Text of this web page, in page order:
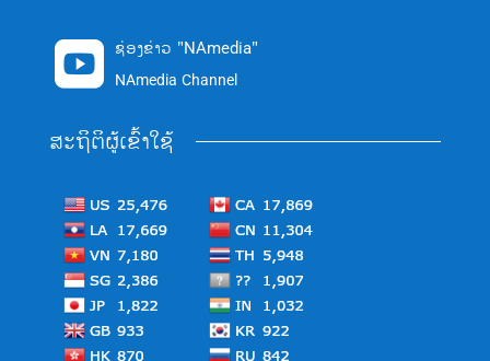
 ຊ່ອງຂ່າວ "NAmedia"
NAmedia Channel
ສະຖິຕິຜູ້ເຂົ້າໃຊ້